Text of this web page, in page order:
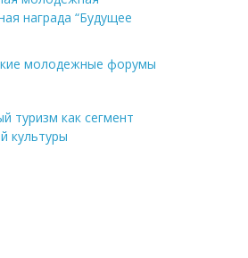
награда “Будущее
молодежные форумы
туризм как сегмент
культуры